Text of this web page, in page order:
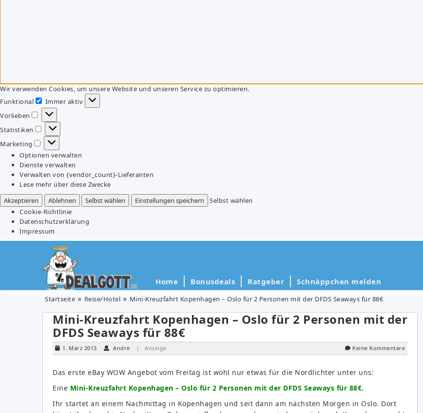
Wir verwenden Cookies, um unsere Website und unseren Service zu optimieren.
Funktional
Funktional
Immer aktiv
Vorlieben
Vorlieben
Statistiken
Statistiken
Marketing
Marketing
Optionen verwalten
Dienste verwalten
Verwalten von {vendor_count}-Lieferanten
Lese mehr über diese Zwecke
Akzeptieren
Ablehnen Selbst wählen Einstellungen speichern
Selbst wählen
Cookie-Richtlinie
Datenschutzerklärung
Impressum
Home Bonusdeals Ratgeber Schnäppchen melden
Startseite Reise/Hotel Mini-Kreuzfahrt Kopenhagen – Oslo für 2 Personen mit der DFDS Seaways für 88€
Mini-Kreuzfahrt Kopenhagen – Oslo für 2 Personen mit der
DFDS Seaways für 88€
1. März 2013 Andre | Anzeige Keine Kommentare
Das erste eBay WOW Angebot vom Freitag ist wohl nur etwas für die Nordlichter unter uns:
Eine Mini-Kreuzfahrt Kopenhagen – Oslo für 2 Personen mit der DFDS Seaways für 88€.
Ihr startet an einem Nachmittag in Kopenhagen und seit dann am nächsten Morgen in Oslo. Dort